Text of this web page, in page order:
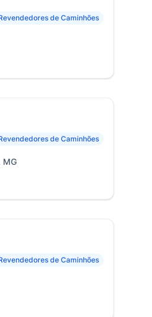
de Caminhões
de Caminhões
MG
de Caminhões